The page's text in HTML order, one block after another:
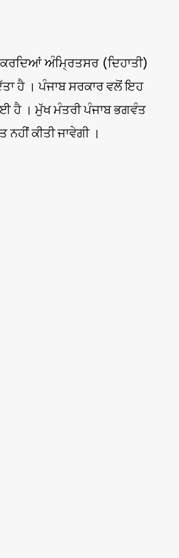
ਅੰਮ੍ਰਿਤਸਰ (ਦਿਹਾਤੀ)
ਹੈ । ਪੰਜਾਬ ਸਰਕਾਰ ਵਲੋਂ ਇਹ
ਹੈ । ਮੁੱਖ ਮੰਤਰੀ ਪੰਜਾਬ ਭਗਵੰਤ
ਕੀਤੀ ਜਾਵੇਗੀ ।